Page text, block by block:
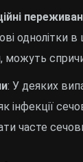
однолітки
можуть
: У деяких
інфекції
часте